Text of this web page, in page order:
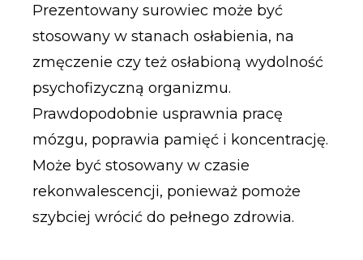
Prezentowany surowiec może być
stosowany w stanach osłabienia, na
zmęczenie czy też osłabioną wydolność
psychofizyczną organizmu.
Prawdopodobnie usprawnia pracę
mózgu, poprawia pamięć i koncentrację.
Może być stosowany w czasie
rekonwalescencji, ponieważ pomoże
szybciej wrócić do pełnego zdrowia.